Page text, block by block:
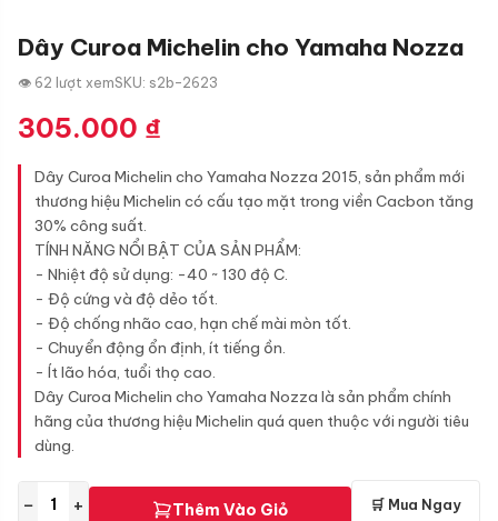
Dây Curoa Michelin cho Yamaha Nozza
👁 62 lượt xemSKU: s2b-2623
305.000 ₫
Dây Curoa Michelin cho Yamaha Nozza 2015, sản phẩm mới
thương hiệu Michelin có cấu tạo mặt trong viền Cacbon tăng
30% công suất.
TÍNH NĂNG NỔI BẬT CỦA SẢN PHẨM:
- Nhiệt độ sử dụng: -40 ~ 130 độ C.
- Độ cứng và độ dẻo tốt.
- Độ chống nhão cao, hạn chế mài mòn tốt.
- Chuyển động ổn định, ít tiếng ồn.
- Ít lão hóa, tuổi thọ cao.
Dây Curoa Michelin cho Yamaha Nozza là sản phẩm chính
hãng của thương hiệu Michelin quá quen thuộc với người tiêu
dùng.
− + Thêm Vào Giỏ 🛒 Mua Ngay